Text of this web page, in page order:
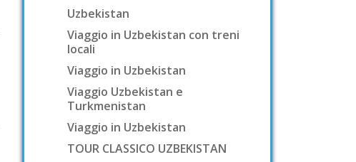
Uzbekistan
Viaggio in Uzbekistan con treni
locali
Viaggio in Uzbekistan
Viaggio Uzbekistan e
Turkmenistan
Viaggio in Uzbekistan
TOUR CLASSICO UZBEKISTAN